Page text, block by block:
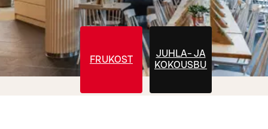
FRUKOST
JUHLA- JA
KOKOUSBUFFETIT